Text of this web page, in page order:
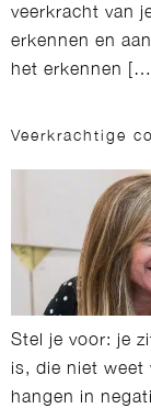
veerkracht van
erkennen en
het erkennen
Veerkrachtige
Stel je voor: je
is, die niet
hangen in